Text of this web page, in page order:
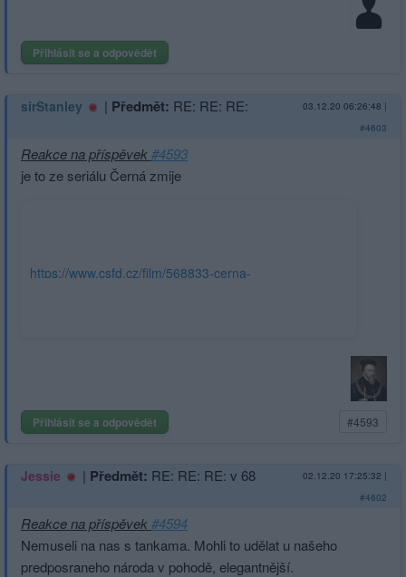
Přihlásit se a odpovědět
sirStanley | Předmět: RE: RE: RE: 03.12.20 06:26:48 |
#4603
Reakce na příspěvek#4593
je to ze seriálu Černá zmije
https://www.csfd.cz/film/568833-cerna-
Přihlásit se a odpovědět #4593
Jessie | Předmět: RE: RE: RE: v 68 02.12.20 17:25:32 |
#4602
Reakce na příspěvek#4594
Nemuseli na nas s tankama. Mohli to udělat u našeho
predposraneho národa v pohodě, elegantnější.